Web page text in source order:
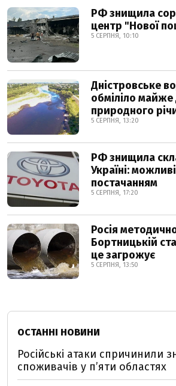
РФ знищила
центр "Нової
5 СЕРПНЯ, 10:10
Дністровське
обміліло майже
природного
5 СЕРПНЯ, 13:20
РФ знищила
Україні:
постачанням
5 СЕРПНЯ, 17:20
Росія
Бортницькій
це загрожує
5 СЕРПНЯ, 13:50
ОСТАННІ НОВИНИ
Російські атаки спричинили
споживачів у п’яти областях